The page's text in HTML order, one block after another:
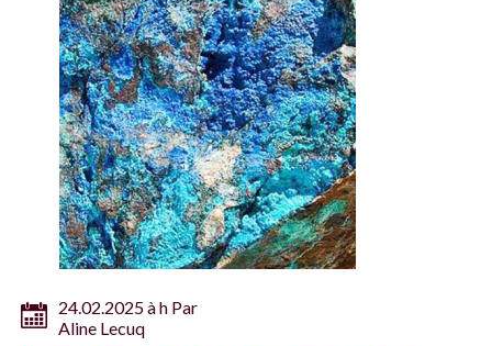
24.02.2025 à h Par
Aline Lecuq